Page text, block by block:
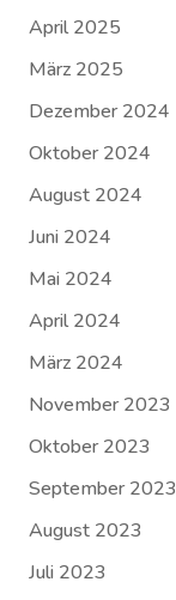
April 2025
März 2025
Dezember 2024
Oktober 2024
August 2024
Juni 2024
Mai 2024
April 2024
März 2024
November 2023
Oktober 2023
September 2023
August 2023
Juli 2023